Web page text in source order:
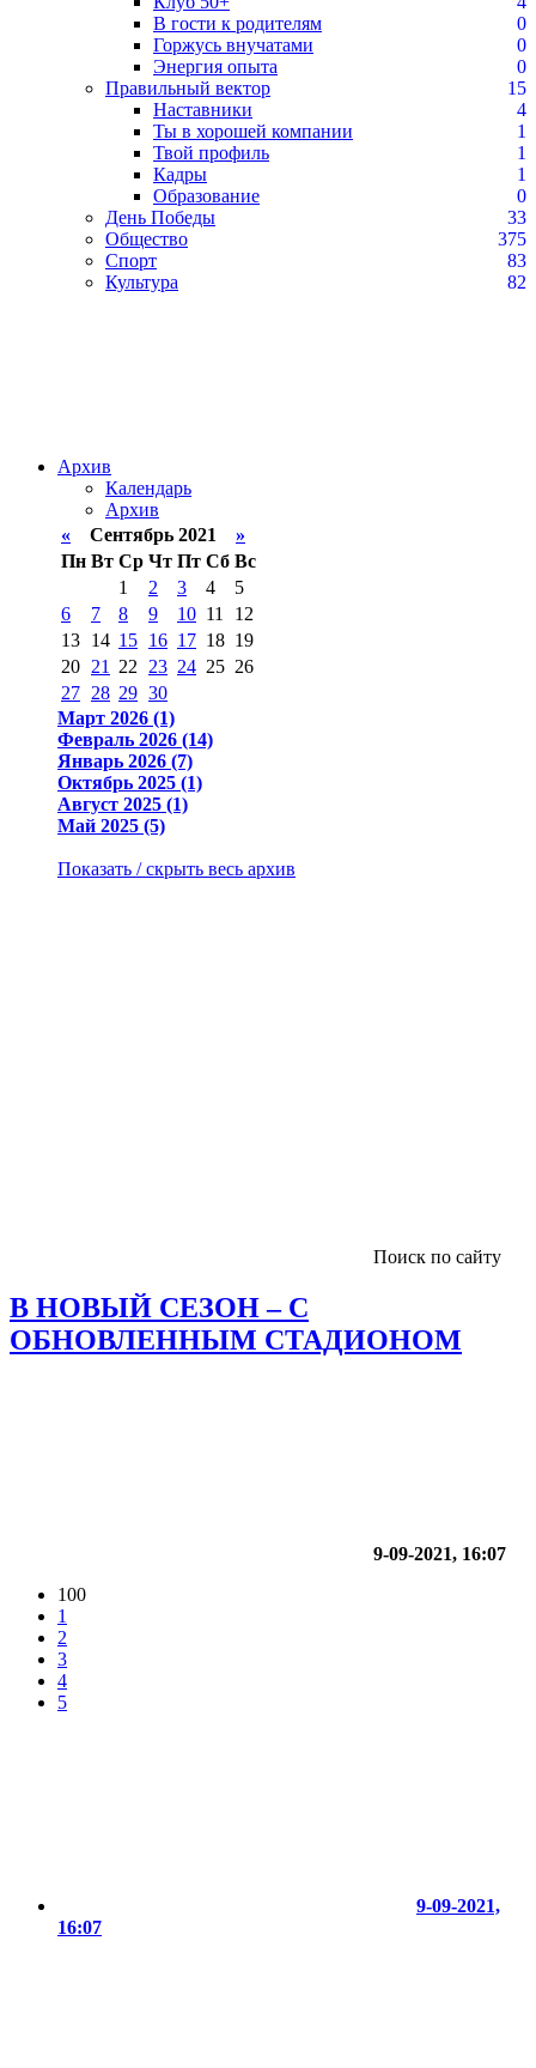
В гости к родителям
0
Горжусь внучатами
0
Энергия опыта
0
Правильный вектор
15
Наставники
4
Ты в хорошей компании
1
Твой профиль
1
Кадры
1
Образование
0
День Победы
33
Общество
375
Спорт
83
Культура
82
Архив
Календарь
Архив
« Сентябрь 2021 »
Пн Вт Ср Чт Пт Сб Вс
1
2 3 4
5
6
7 8 9 10 11
12
13 14 15 16 17 18 19
20 21 22 23 24 25 26
27 28 29 30
Март 2026 (1)
Февраль 2026 (14)
Январь 2026 (7)
Октябрь 2025 (1)
Август 2025 (1)
Май 2025 (5)
Показать / скрыть весь архив
Поиск по сайту
В НОВЫЙ СЕЗОН – С
ОБНОВЛЕННЫМ СТАДИОНОМ
9-09-2021, 16:07
100
1
2
3
4
5
9-09-2021,
16:07